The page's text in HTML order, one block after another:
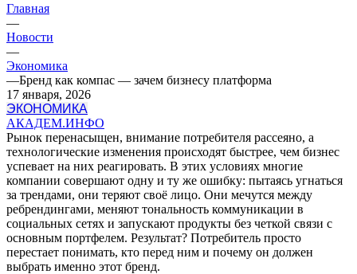
Главная
—
Новости
—
Экономика
—Бренд как компас — зачем бизнесу платформа
17 января, 2026
ЭКОНОМИКА
АКАДЕМ.ИНФО
Рынок перенасыщен, внимание потребителя рассеяно, а
технологические изменения происходят быстрее, чем бизнес
успевает на них реагировать. В этих условиях многие
компании совершают одну и ту же ошибку: пытаясь угнаться
за трендами, они теряют своё лицо. Они мечутся между
ребрендингами, меняют тональность коммуникации в
социальных сетях и запускают продукты без четкой связи с
основным портфелем. Результат? Потребитель просто
перестает понимать, кто перед ним и почему он должен
выбрать именно этот бренд.